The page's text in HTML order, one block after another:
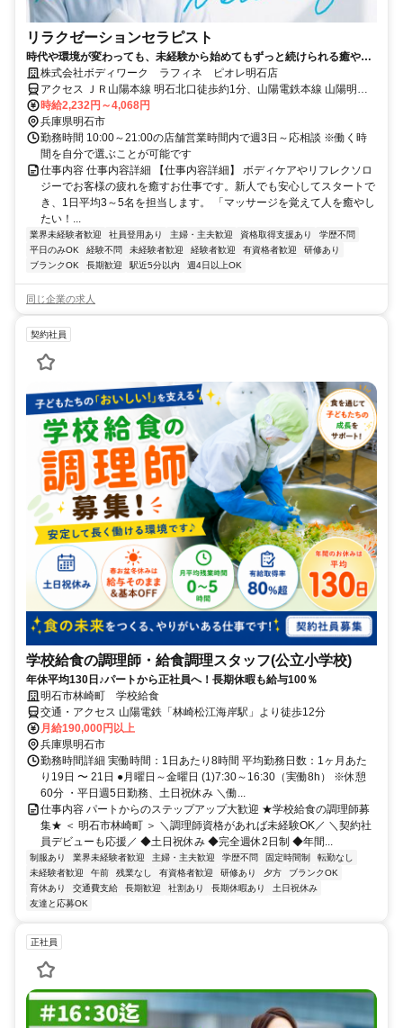
リラクゼーションセラピスト
時代や環境が変わっても、未経験から始めてもずっと続けられる癒やし
の仕事。手に職を身につけて、生き方を変えよう。
株式会社ボディワーク ラフィネ ピオレ明石店
アクセス ＪＲ山陽本線 明石北口徒歩約1分、山陽電鉄本線 山陽明石
西出口徒歩約1分、航路 明石港徒歩約8分 最寄駅：明石駅
時給2,232円～4,068円
兵庫県明石市
勤務時間 10:00～21:00の店舗営業時間内で週3日～応相談 ※働く時
間を自分で選ぶことが可能です
仕事内容 仕事内容詳細 【仕事内容詳細】 ボディケアやリフレクソロ
ジーでお客様の疲れを癒すお仕事です。新人でも安心してスタートで
き、1日平均3～5名を担当します。 「マッサージを覚えて人を癒やし
たい！...
業界未経験者歓迎 社員登用あり 主婦・主夫歓迎 資格取得支援あり
学歴不問
平日のみOK
経験不問 未経験者歓迎 経験者歓迎 有資格者歓迎
研修あり
ブランクOK
長期歓迎 駅近5分以内 週4日以上OK
同じ企業の求人
契約社員
学校給食の調理師・給食調理スタッフ(公立小学校)
年休平均130日♪パートから正社員へ！長期休暇も給与100％
明石市林崎町 学校給食
交通・アクセス 山陽電鉄「林崎松江海岸駅」より徒歩12分
月給190,000円以上
兵庫県明石市
勤務時間詳細 実働時間：1日あたり8時間 平均勤務日数：1ヶ月あた
り19日 〜 21日 ●月曜日～金曜日 (1)7:30～16:30（実働8h） ※休憩
60分 ・平日週5日勤務、土日祝休み ＼働...
仕事内容 パートからのステップアップ大歓迎 ★学校給食の調理師募
集★ ＜ 明石市林崎町 ＞ ＼調理師資格があれば未経験OK／ ＼契約社
員デビューも応援／ ◆土日祝休み ◆完全週休2日制 ◆年間...
制服あり 業界未経験者歓迎 主婦・主夫歓迎 学歴不問 固定時間制
転勤なし
未経験者歓迎
午前 残業なし 有資格者歓迎 研修あり 夕方
ブランクOK
育休あり
交通費支給 長期歓迎 社割あり 長期休暇あり
土日祝休み
友達と応募OK
正社員